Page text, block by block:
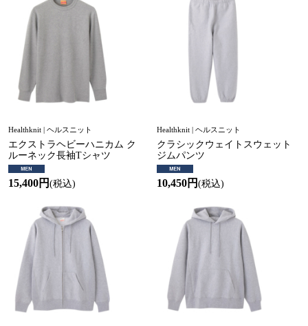
Healthknit | ヘルスニット
エクストラヘビーハニカム ク
ルーネック長袖Tシャツ
15,400円 (税込)
Healthknit | ヘルスニット
クラシックウェイトスウェット
ジムパンツ
10,450円(税込)